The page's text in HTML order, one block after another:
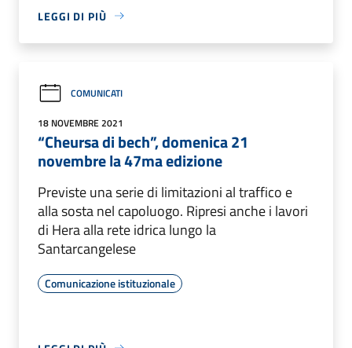
LEGGI DI PIÙ
COMUNICATI
18 NOVEMBRE 2021
“Cheursa di bech”, domenica 21
novembre la 47ma edizione
Previste una serie di limitazioni al traffico e
alla sosta nel capoluogo. Ripresi anche i lavori
di Hera alla rete idrica lungo la
Santarcangelese
Comunicazione istituzionale